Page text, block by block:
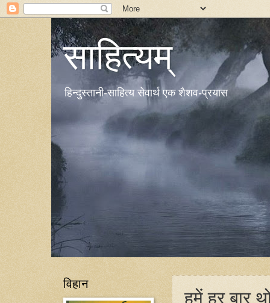
साहित्यम्
हिन्दुस्तानी-साहित्य सेवार्थ एक शैशव-प्रयास
हमें हर बार
विहान